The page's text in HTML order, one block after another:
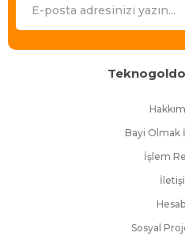
gururunu yaşıyor.
KKTC’de e-ticaret deneyiminin
Bayi Olmak
İşlem
Sosyal